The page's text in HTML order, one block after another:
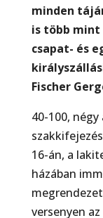
minden
is több mint
csapat- és
Fischer
40-100,
16-án, a
házában
versenyen